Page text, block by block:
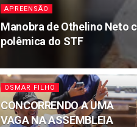
APREENSÃO
Manobra de Othelino Neto
polêmica do STF
OSMAR FILHO
CONCORRENDO A UMA
VAGA NA ASSEMBLEIA